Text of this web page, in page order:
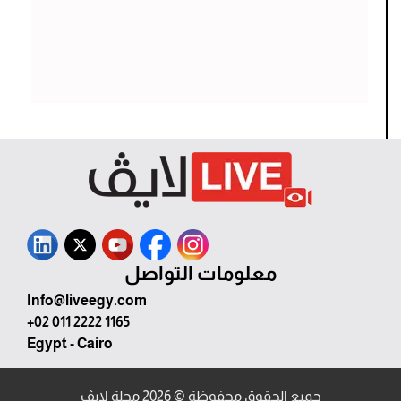
معلومات التواصل
Info@liveegy.com
+02 011 2222 1165
Egypt - Cairo
جميع الحقوق محفوظة © 2026 مجلة لايڤ